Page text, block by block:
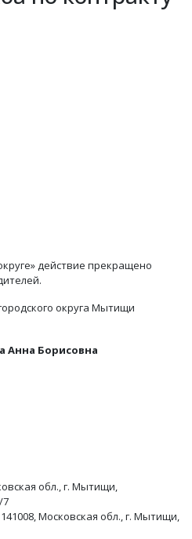
действие прекращено
округа Мытищи
Анна Борисовна
обл., г. Мытищи,
7
Московская обл., г. Мытищи,